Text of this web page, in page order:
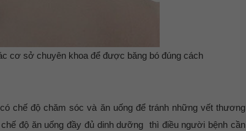
cơ sở chuyên khoa để được băng bó đúng cách
chế độ chăm sóc và ăn uống để tránh những vết thương
độ ăn uống đầy đủ dinh dưỡng thì điều người bệnh cần